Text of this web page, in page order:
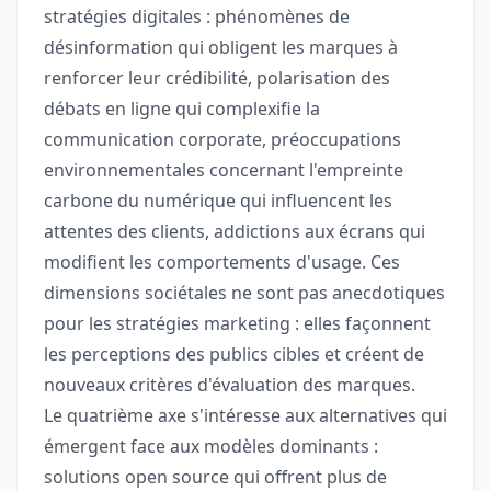
stratégies digitales : phénomènes de
désinformation qui obligent les marques à
renforcer leur crédibilité, polarisation des
débats en ligne qui complexifie la
communication corporate, préoccupations
environnementales concernant l'empreinte
carbone du numérique qui influencent les
attentes des clients, addictions aux écrans qui
modifient les comportements d'usage. Ces
dimensions sociétales ne sont pas anecdotiques
pour les stratégies marketing : elles façonnent
les perceptions des publics cibles et créent de
nouveaux critères d'évaluation des marques.
Le quatrième axe s'intéresse aux alternatives qui
émergent face aux modèles dominants :
solutions open source qui offrent plus de